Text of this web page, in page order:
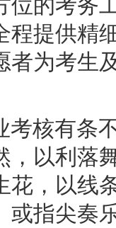
程提供精
者为考生
考核有条
，以利落
花，以线
或指尖奏